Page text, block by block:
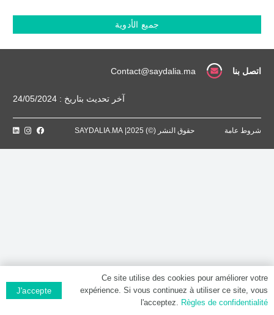
MG,
جميع الأدوية
اتصل بنا Contact@saydalia.ma
آخر تحديث بتاريخ : 24/05/2024
شروط عامة حقوق النشر (©) 2025| SAYDALIA.MA
Ce site utilise des cookies pour améliorer votre
expérience. Si vous continuez à utiliser ce site, vous
l'acceptez. Règles de confidentialité
J'accepte